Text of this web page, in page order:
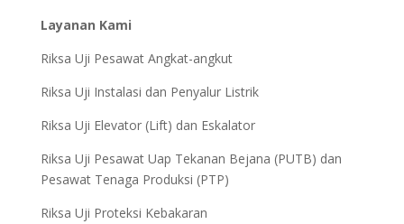
Layanan Kami
Riksa Uji Pesawat Angkat-angkut
Riksa Uji Instalasi dan Penyalur Listrik
Riksa Uji Elevator (Lift) dan Eskalator
Riksa Uji Pesawat Uap Tekanan Bejana (PUTB) dan
Pesawat Tenaga Produksi (PTP)
Riksa Uji Proteksi Kebakaran